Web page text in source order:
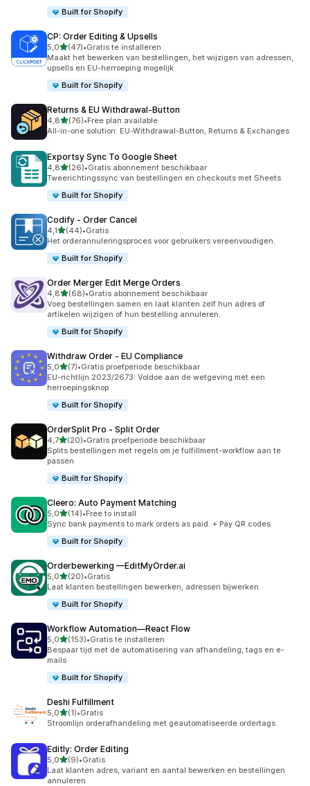
Built for Shopify
CP: Order Editing & Upsells
5,0van 5 sterren
(47)
47 recensies in totaal
•Gratis te installeren
Maakt het bewerken van bestellingen, het wijzigen van adressen,
upsells en EU-herroeping mogelijk
Built for Shopify
Returns & EU Withdrawal‑Button
4,8van 5 sterren
(76)
76 recensies in totaal
•Free plan available
All-in-one solution: EU-Withdrawal-Button, Returns & Exchanges
Exportsy Sync To Google Sheet
4,8van 5 sterren
(26)
26 recensies in totaal
•Gratis abonnement beschikbaar
Tweerichtingssync van bestellingen en checkouts met Sheets
Built for Shopify
Codify ‑ Order Cancel
4,1van 5 sterren
(44)
44 recensies in totaal
•Gratis
Het orderannuleringsproces voor gebruikers vereenvoudigen.
Built for Shopify
Order Merger Edit Merge Orders
4,8van 5 sterren
(68)
68 recensies in totaal
•Gratis abonnement beschikbaar
Voeg bestellingen samen en laat klanten zelf hun adres of
artikelen wijzigen of hun bestelling annuleren.
Built for Shopify
Withdraw Order ‑ EU Compliance
5,0van 5 sterren
(7)
7 recensies in totaal
•Gratis proefperiode beschikbaar
EU-richtlijn 2023/2673: Voldoe aan de wetgeving met een
herroepingsknop
Built for Shopify
OrderSplit Pro ‑ Split Order
4,7van 5 sterren
(20)
20 recensies in totaal
•Gratis proefperiode beschikbaar
Splits bestellingen met regels om je fulfillment-workflow aan te
passen
Built for Shopify
Cleero: Auto Payment Matching
5,0van 5 sterren
(14)
14 recensies in totaal
•Free to install
Sync bank payments to mark orders as paid. + Pay QR codes
Built for Shopify
Orderbewerking —EditMyOrder.ai
5,0van 5 sterren
(20)
20 recensies in totaal
•Gratis
Laat klanten bestellingen bewerken, adressen bijwerken
Built for Shopify
Workflow Automation—React Flow
5,0van 5 sterren
(153)
153 recensies in totaal
•Gratis te installeren
Bespaar tijd met de automatisering van afhandeling, tags en e-
mails
Built for Shopify
Deshi Fulfillment
5,0van 5 sterren
(1)
1 recensies in totaal
•Gratis
Stroomlijn orderafhandeling met geautomatiseerde ordertags.
Editly: Order Editing
5,0van 5 sterren
(9)
9 recensies in totaal
•Gratis
Laat klanten adres, variant en aantal bewerken en bestellingen
annuleren